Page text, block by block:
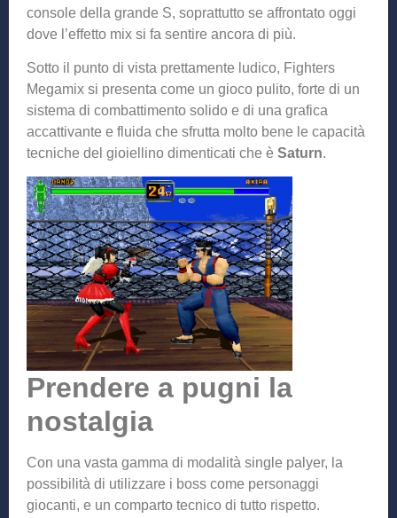
console della grande S, soprattutto se affrontato oggi
dove l’effetto mix si fa sentire ancora di più.
Sotto il punto di vista prettamente ludico, Fighters
Megamix si presenta come un gioco pulito, forte di un
sistema di combattimento solido e di una grafica
accattivante e fluida che sfrutta molto bene le capacità
tecniche del gioiellino dimenticati che è Saturn.
Prendere a pugni la
nostalgia
Con una vasta gamma di modalità single palyer, la
possibilità di utilizzare i boss come personaggi
giocanti, e un comparto tecnico di tutto rispetto.